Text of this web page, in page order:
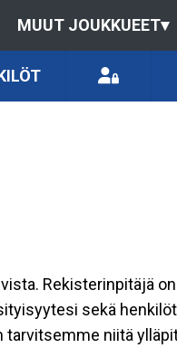
MUUT JOUKKUEET▾
Rekisterinpitäjä
sekä
tarvitsemme niitä